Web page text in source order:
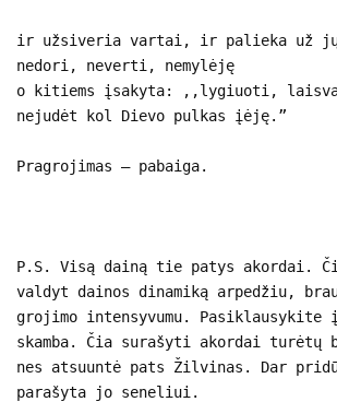
ir užsiveria vartai, ir palieka už
nedori, neverti, nemylėję
o kitiems įsakyta: ,,lygiuoti,
nejudėt kol Dievo pulkas įėję.”
Pragrojimas – pabaiga.
P.S. Visą dainą tie patys akordai.
valdyt dainos dinamiką arpedžiu,
grojimo intensyvumu. Pasiklausykite
skamba. Čia surašyti akordai
nes atsuuntė pats Žilvinas. Dar
parašyta jo seneliui.